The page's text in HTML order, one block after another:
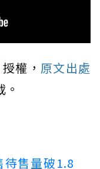
授權， 原文出處
售量破1.8